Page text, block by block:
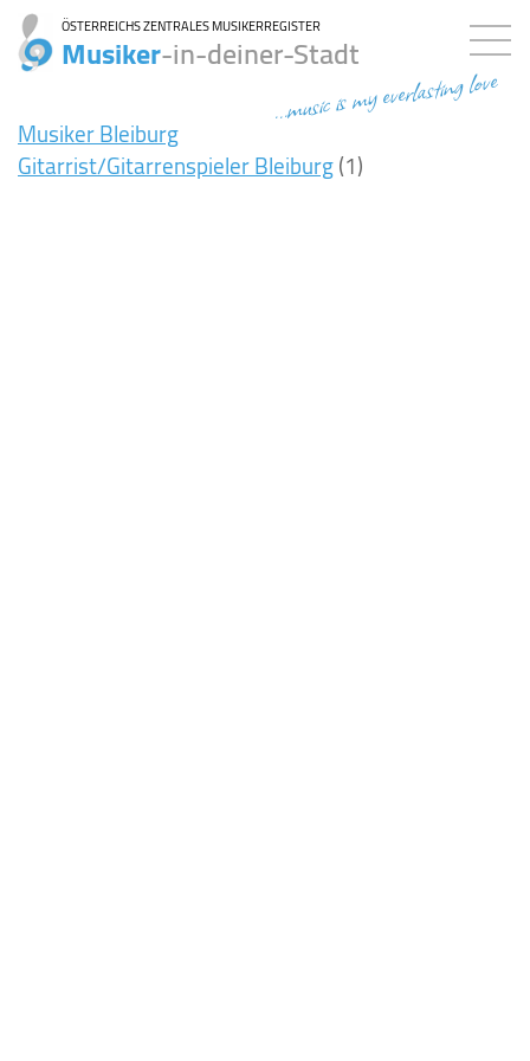
ÖSTERREICHS ZENTRALES MUSIKERREGISTER
Musiker-in-deiner-Stadt
...music is my everlasting love
Musiker Bleiburg
Gitarrist/Gitarrenspieler Bleiburg(1)